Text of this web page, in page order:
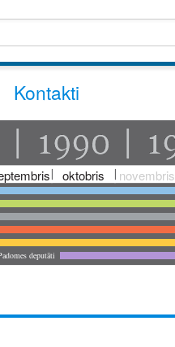
Kontakti
oktobris novembris
deputāti